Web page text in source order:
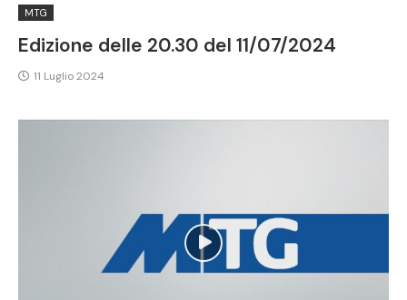
MTG
Edizione delle 20.30 del 11/07/2024
11 Luglio 2024